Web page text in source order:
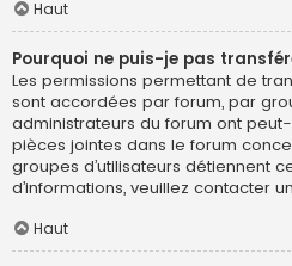
Haut
Pourquoi ne puis-je pas
Les permissions permettant de
sont accordées par forum, par
administrateurs du forum ont
pièces jointes dans le forum
groupes d’utilisateurs détiennent
d’informations, veuillez contacter
Haut